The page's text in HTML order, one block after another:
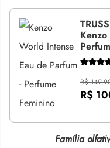
TRUSS
R$
R$
Família